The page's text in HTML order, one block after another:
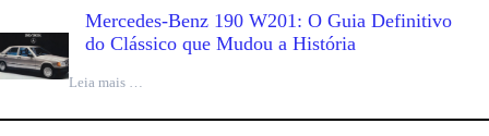
Mercedes-Benz 190 W201: O Guia Definitivo
do Clássico que Mudou a História
Leia mais …